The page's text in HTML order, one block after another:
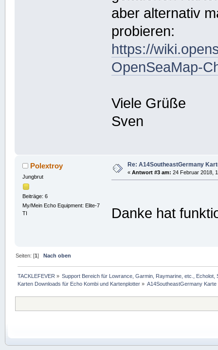
aber alternativ
probieren:
https://
OpenSeaMap-
Viele Grüße
Sven
Polextroy
Jungbrut
Beiträge: 6
My/Mein Echo Equipment: Elite-7
TI
Re: A14SoutheastGermany
« Antwort #3 am: 24 Februar 2018,
Danke hat
Seiten: [1]Nach oben
TACKLEFEVER » Support Bereich für Lowrance, Garmin, Raymarine, etc.,
Karten Downloads für Echo Kombi und Kartenplotter » A14SoutheastGermany Karte